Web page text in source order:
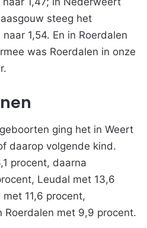
steeg het
1,54. En in Roerdalen
was Roerdalen in onze
ging het in Weert
daarop volgende kind.
procent, daarna
Leudal met 13,6
11,6 procent,
Roerdalen met 9,9 procent.